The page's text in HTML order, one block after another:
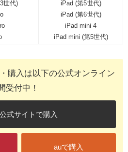
世代)
iPad (第5世代)
iPad (第6世代)
iPad mini 4
iPad mini (第5世代)
購入は以下の公式オンライン
受付中！
式サイトで購入
auで購入